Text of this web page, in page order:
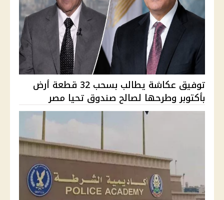
توفيق عكاشة يطالب بسحب 32 قطعة أرض
بأكتوبر وطرحها لصالح صندوق تحيا مصر